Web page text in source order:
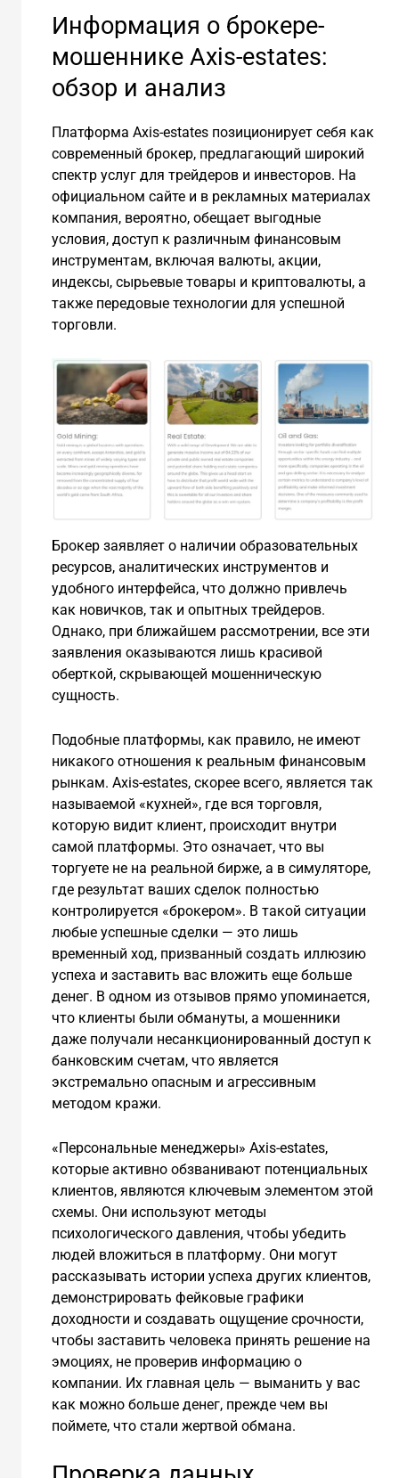
Информация о брокере-
мошеннике Axis-estates:
обзор и анализ
Платформа Axis-estates позиционирует себя как
современный брокер, предлагающий широкий
спектр услуг для трейдеров и инвесторов. На
официальном сайте и в рекламных материалах
компания, вероятно, обещает выгодные
условия, доступ к различным финансовым
инструментам, включая валюты, акции,
индексы, сырьевые товары и криптовалюты, а
также передовые технологии для успешной
торговли.
Брокер заявляет о наличии образовательных
ресурсов, аналитических инструментов и
удобного интерфейса, что должно привлечь
как новичков, так и опытных трейдеров.
Однако, при ближайшем рассмотрении, все эти
заявления оказываются лишь красивой
оберткой, скрывающей мошенническую
сущность.
Подобные платформы, как правило, не имеют
никакого отношения к реальным финансовым
рынкам. Axis-estates, скорее всего, является так
называемой «кухней», где вся торговля,
которую видит клиент, происходит внутри
самой платформы. Это означает, что вы
торгуете не на реальной бирже, а в симуляторе,
где результат ваших сделок полностью
контролируется «брокером». В такой ситуации
любые успешные сделки — это лишь
временный ход, призванный создать иллюзию
успеха и заставить вас вложить еще больше
денег. В одном из отзывов прямо упоминается,
что клиенты были обмануты, а мошенники
даже получали несанкционированный доступ к
банковским счетам, что является
экстремально опасным и агрессивным
методом кражи.
«Персональные менеджеры» Axis-estates,
которые активно обзванивают потенциальных
клиентов, являются ключевым элементом этой
схемы. Они используют методы
психологического давления, чтобы убедить
людей вложиться в платформу. Они могут
рассказывать истории успеха других клиентов,
демонстрировать фейковые графики
доходности и создавать ощущение срочности,
чтобы заставить человека принять решение на
эмоциях, не проверив информацию о
компании. Их главная цель — выманить у вас
как можно больше денег, прежде чем вы
поймете, что стали жертвой обмана.